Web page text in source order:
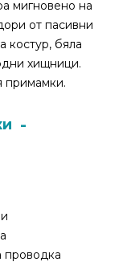
мигновено на
от пасивни
костур, бяла
хищници.
примамки.
проводка